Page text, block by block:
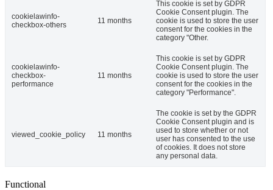
cookielawinfo-
checkbox-others
11 months
This cookie is set by GDPR
Cookie Consent plugin. The
cookie is used to store the user
consent for the cookies in the
category "Other.
cookielawinfo-
checkbox-
performance
11 months
This cookie is set by GDPR
Cookie Consent plugin. The
cookie is used to store the user
consent for the cookies in the
category "Performance".
viewed_cookie_policy 11 months
The cookie is set by the GDPR
Cookie Consent plugin and is
used to store whether or not
user has consented to the use
of cookies. It does not store
any personal data.
Functional